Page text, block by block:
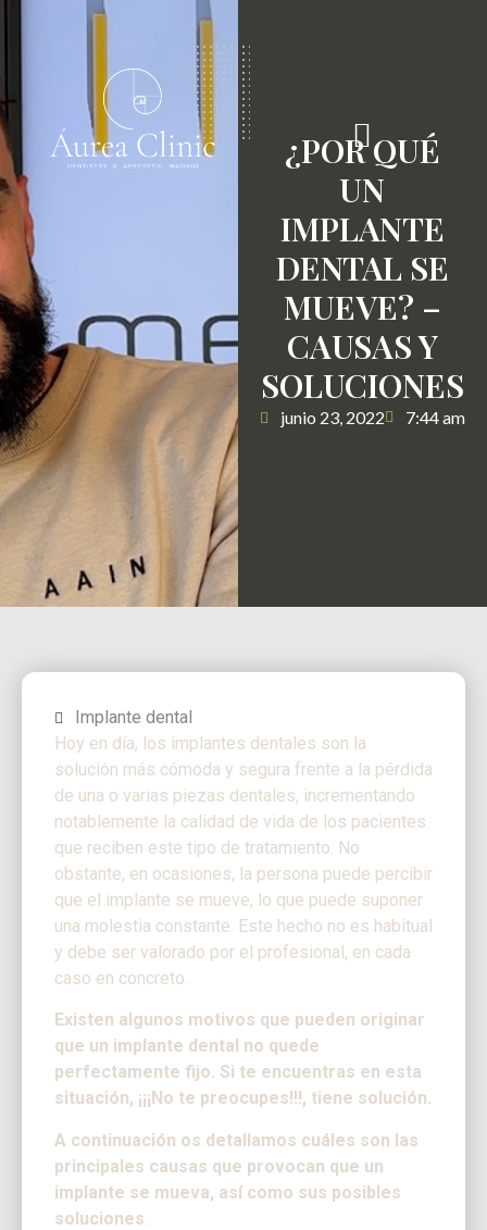
¿POR QUÉ
UN
IMPLANTE
DENTAL SE
MUEVE? –
CAUSAS Y
SOLUCIONES
junio 23, 2022 7:44 am
Implante dental
Hoy en día, los implantes dentales son la
solución más cómoda y segura frente a la pérdida
de una o varias piezas dentales, incrementando
notablemente la calidad de vida de los pacientes
que reciben este tipo de tratamiento. No
obstante, en ocasiones, la persona puede percibir
que el implante se mueve, lo que puede suponer
una molestia constante. Este hecho no es habitual
y debe ser valorado por el profesional, en cada
caso en concreto.
Existen algunos motivos que pueden originar
que un implante dental no quede
perfectamente fijo. Si te encuentras en esta
situación, ¡¡¡No te preocupes!!!, tiene solución.
A continuación os detallamos cuáles son las
principales causas que provocan que un
implante se mueva, así como sus posibles
soluciones